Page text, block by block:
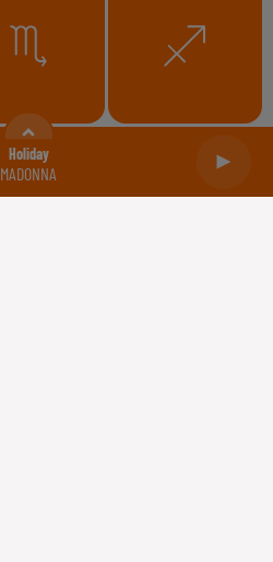
Holiday
MADONNA
Scorpion